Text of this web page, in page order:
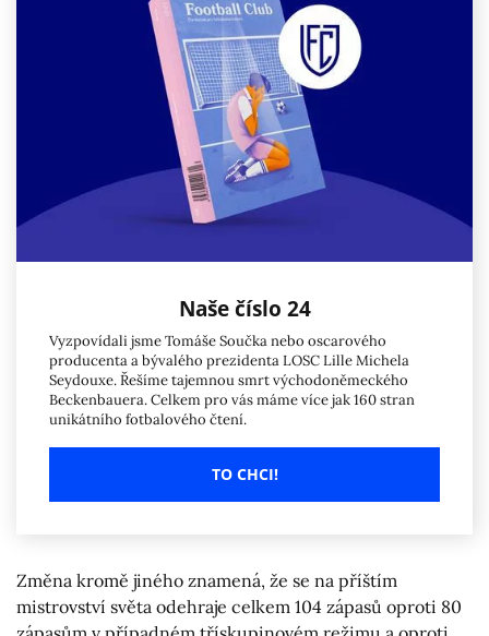
Naše číslo 24
Vyzpovídali jsme Tomáše Součka nebo oscarového
producenta a bývalého prezidenta LOSC Lille Michela
Seydouxe. Řešíme tajemnou smrt východoněmeckého
Beckenbauera. Celkem pro vás máme více jak 160 stran
unikátního fotbalového čtení.
TO CHCI!
Změna kromě jiného znamená, že se na příštím
mistrovství světa odehraje celkem 104 zápasů oproti 80